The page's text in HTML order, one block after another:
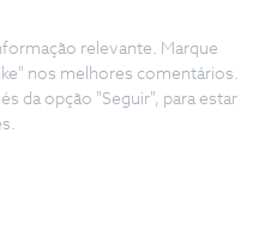
relevante. Marque
nos melhores comentários.
da opção "Seguir", para estar